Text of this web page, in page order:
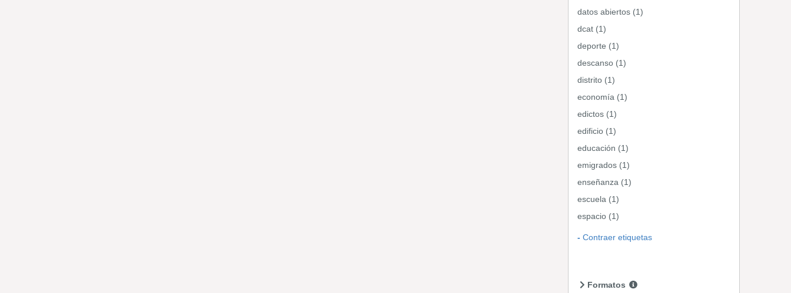
datos abiertos (1)
dcat (1)
deporte (1)
descanso (1)
distrito (1)
economía (1)
edictos (1)
edificio (1)
educación (1)
emigrados (1)
enseñanza (1)
escuela (1)
espacio (1)
Contraer etiquetas
Formatos